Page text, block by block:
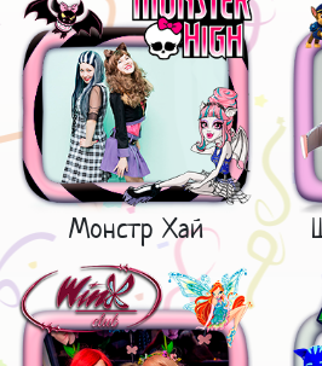
Монстр Хай